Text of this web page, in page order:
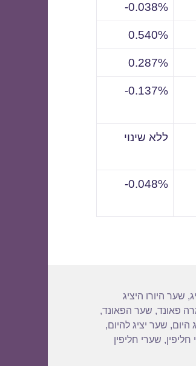
0.038%-
0.540%
0.287%
0.137%-
ללא שינוי
0.048%-
, שער היורו היציג
פאונד, שער הפאונד,
היום, שער יציג להיום,
חליפין, שערי חליפין